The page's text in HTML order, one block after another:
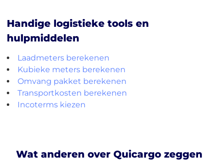
Handige logistieke tools en
hulpmiddelen
Laadmeters berekenen
Kubieke meters berekenen
Omvang pakket berekenen
Transportkosten berekenen
Incoterms kiezen
Wat anderen over Quicargo zeggen